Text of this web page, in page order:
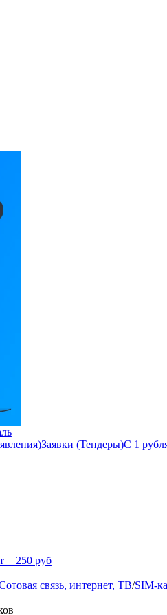
Заявки (Тендеры)С 1
= 250 руб
связь, интернет, ТВ/SIM-